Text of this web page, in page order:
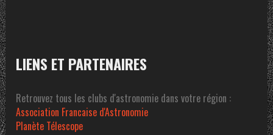
LIENS ET PARTENAIRES
Retrouvez tous les clubs d'astronomie dans votre région :
Association Francaise d'Astronomie
Planète Télescope